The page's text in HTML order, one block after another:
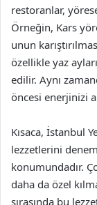
restoranlar,
Örneğin, Kars
unun
özellikle yaz
edilir. Aynı
öncesi enerjinizi
Kısaca, İstanbul
lezzetlerini
konumundadır.
daha da özel
sırasında bu